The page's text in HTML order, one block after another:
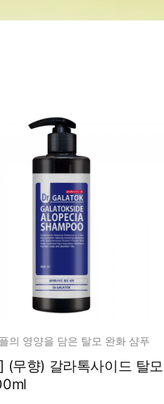
탈모케어
의 영양을 담은 탈모 완화 샴푸
(무향) 갈라톡사이드 탈모